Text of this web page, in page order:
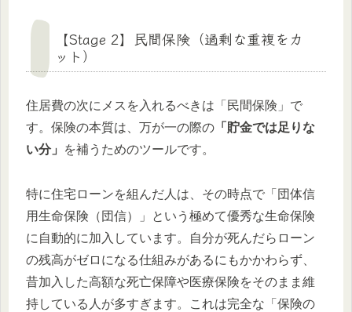
【Stage 2】民間保険（過剰な重複をカ
ット）
住居費の次にメスを入れるべきは「民間保険」で
す。保険の本質は、万が一の際の 「貯金では足りな
い分」
を補うためのツールです。
特に住宅ローンを組んだ人は、その時点で「団体信
用生命保険（団信）」という極めて優秀な生命保険
に自動的に加入しています。自分が死んだらローン
の残高がゼロになる仕組みがあるにもかかわらず、
昔加入した高額な死亡保障や医療保険をそのまま維
持している人が多すぎます。これは完全な「保険の